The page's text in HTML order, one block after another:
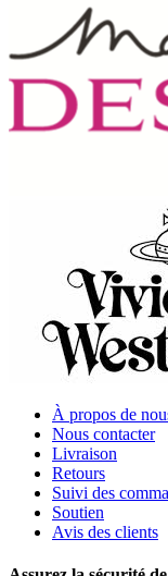
À propos de
Nous contacter
Livraison
Retours
Suivi des
Soutien
Avis des clients